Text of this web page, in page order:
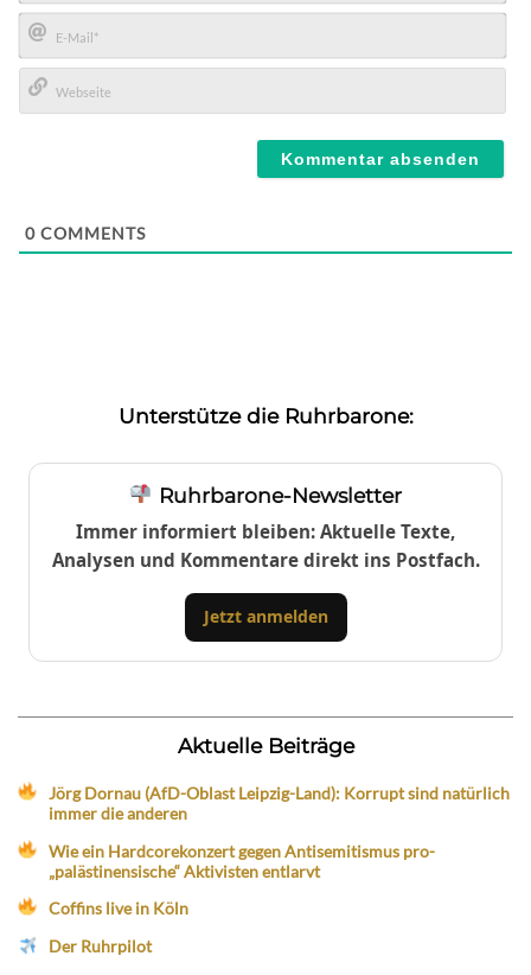
Name*
E-
Mail*
0 COMMENTS
Unterstütze die Ruhrbarone:
Ruhrbarone-Newsletter
Immer informiert bleiben: Aktuelle Texte,
Analysen und Kommentare direkt ins Postfach.
Jetzt anmelden
Aktuelle Beiträge
Jörg Dornau (AfD-Oblast Leipzig-Land): Korrupt sind natürlich
immer die anderen
Wie ein Hardcorekonzert gegen Antisemitismus pro-
„palästinensische“ Aktivisten entlarvt
Coffins live in Köln
Der Ruhrpilot